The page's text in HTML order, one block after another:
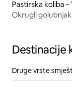
Pastirska koliba
Okrugli
Destinacije
Druge vrste